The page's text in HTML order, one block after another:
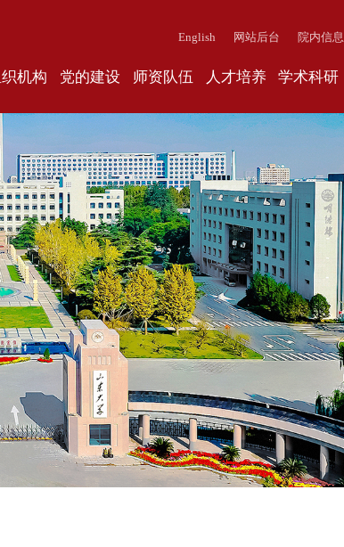
English 网站后台 院内信息
机构 党的建设 师资队伍 人才培养 学术科研